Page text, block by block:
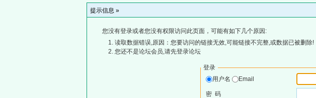
提示信息 »
您没有登录或者您没有权限访问此页面，可能有如下几个原因:
读取数据错误,原因：您要访问的链接无效,可能链接不完整,或数据已被删除!
您还不是论坛会员,请先登录论坛
登录
用户名
Email
密 码